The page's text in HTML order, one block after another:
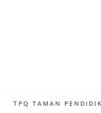
TPQ TAMAN